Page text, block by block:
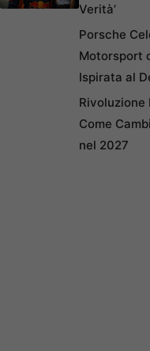
Verità’
Porsche
Motorsport
Ispirata al
Rivoluzione
Come
nel 2027